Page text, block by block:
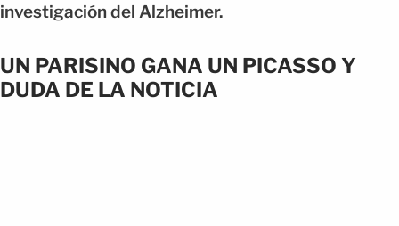
investigación del Alzheimer.
UN PARISINO GANA UN PICASSO Y
DUDA DE LA NOTICIA